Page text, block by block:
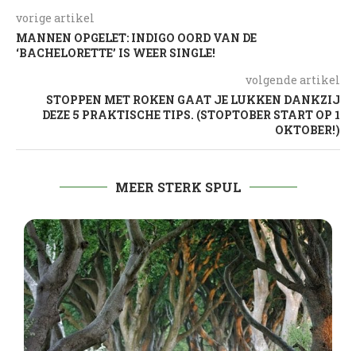
vorige artikel
MANNEN OPGELET: INDIGO OORD VAN DE
‘BACHELORETTE’ IS WEER SINGLE!
volgende artikel
STOPPEN MET ROKEN GAAT JE LUKKEN DANKZIJ
DEZE 5 PRAKTISCHE TIPS. (STOPTOBER START OP 1
OKTOBER!)
MEER STERK SPUL